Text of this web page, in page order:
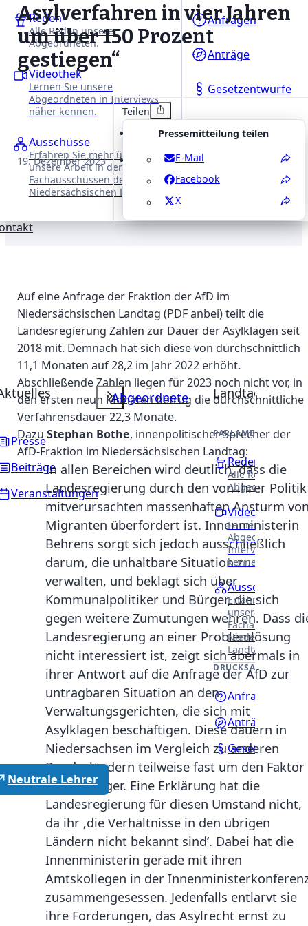
Reden
Alle Reden unserer
Abgeordneten.
Videothek
Lernen Sie unsere
Abgeordneten in Interviews
näher kennen.
Ausschüsse
Erfahren Sie mehr über
unsere Arbeit in den
Fachausschüssen des
Niedersächsischen Landtages.
Anfragen
Anträge
Gesetzentwürfe
Presse
Beiträge
Veranstaltungen
Abgeordnete Landtag
PARLAMENTARISCHE
Reden
Alle Reden
Abgeordneten.
Videothek
Lernen Sie
Abgeordneten in
Interviews näher
kennen.
Ausschüsse
Erfahren Sie
unsere Arbeit in
Landtages.
DRUCKSACHEN
Anfragen
Anträge
Neutrale Lehrer
Asylverfahren in vier Jahren
um über 150 Prozent
gestiegen“
19. Dezember 2023
Teilen
Pressemitteilung teilen
E-Mail
Facebook
X
Auf eine Anfrage der Fraktion der AfD im
Niedersächsischen Landtag (PDF anbei) teilt die
Landesregierung Zahlen zur Dauer der Asylklagen seit
2018 mit. Demnach hat sich diese von durchschnittlich
11,1 Monaten auf 28,2 im Jahr 2022 erhöht.
Abschließende Zahlen liegen für 2023 noch nicht vor, in
den ersten neun Monaten betrug die durchschnittliche
Verfahrensdauer 22,3 Monate.
Dazu Stephan Bothe, innenpolitischer Sprecher der
AfD-Fraktion im Niedersächsischen Landtag:
In allen Bereichen wird deutlich, dass die
Landesregierung durch den von ihrer Politik
mitverursachten massenhaften Ansturm
Migranten überfordert ist. Innenministerin
Behrens sorgt sich jedoch ausschließlich
darum, die unhaltbare Situation zu
verwalten, und beklagt sich über
Kommunalpolitiker und Bürger, die sich
gegen weitere Zumutungen wehren. Dass
Landesregierung an einer Problemlösung
nicht interessiert ist, zeigt sich abermals in
ihrer Antwort auf die Anfrage der AfD zur
untragbaren Situation an den
Verwaltungsgerichten, die sich mit
Asylklagen beschäftigen. Diese dauern in
Niedersachsen im Vergleich zu anderen
Bundesländern teilweise fast um den Faktor
sieben länger. Eine Erklärung hat die
Landesregierung für diesen Umstand nicht,
da ihr ‚die Verhältnisse in den übrigen
Ländern nicht bekannt sind‘. Dabei hat die
Innenministerin gerade mit ihren
Amtskollegen in der
zusammengesessen. Jedenfalls entlarvt sie
ihre Forderungen, das Asylrecht ernst zu